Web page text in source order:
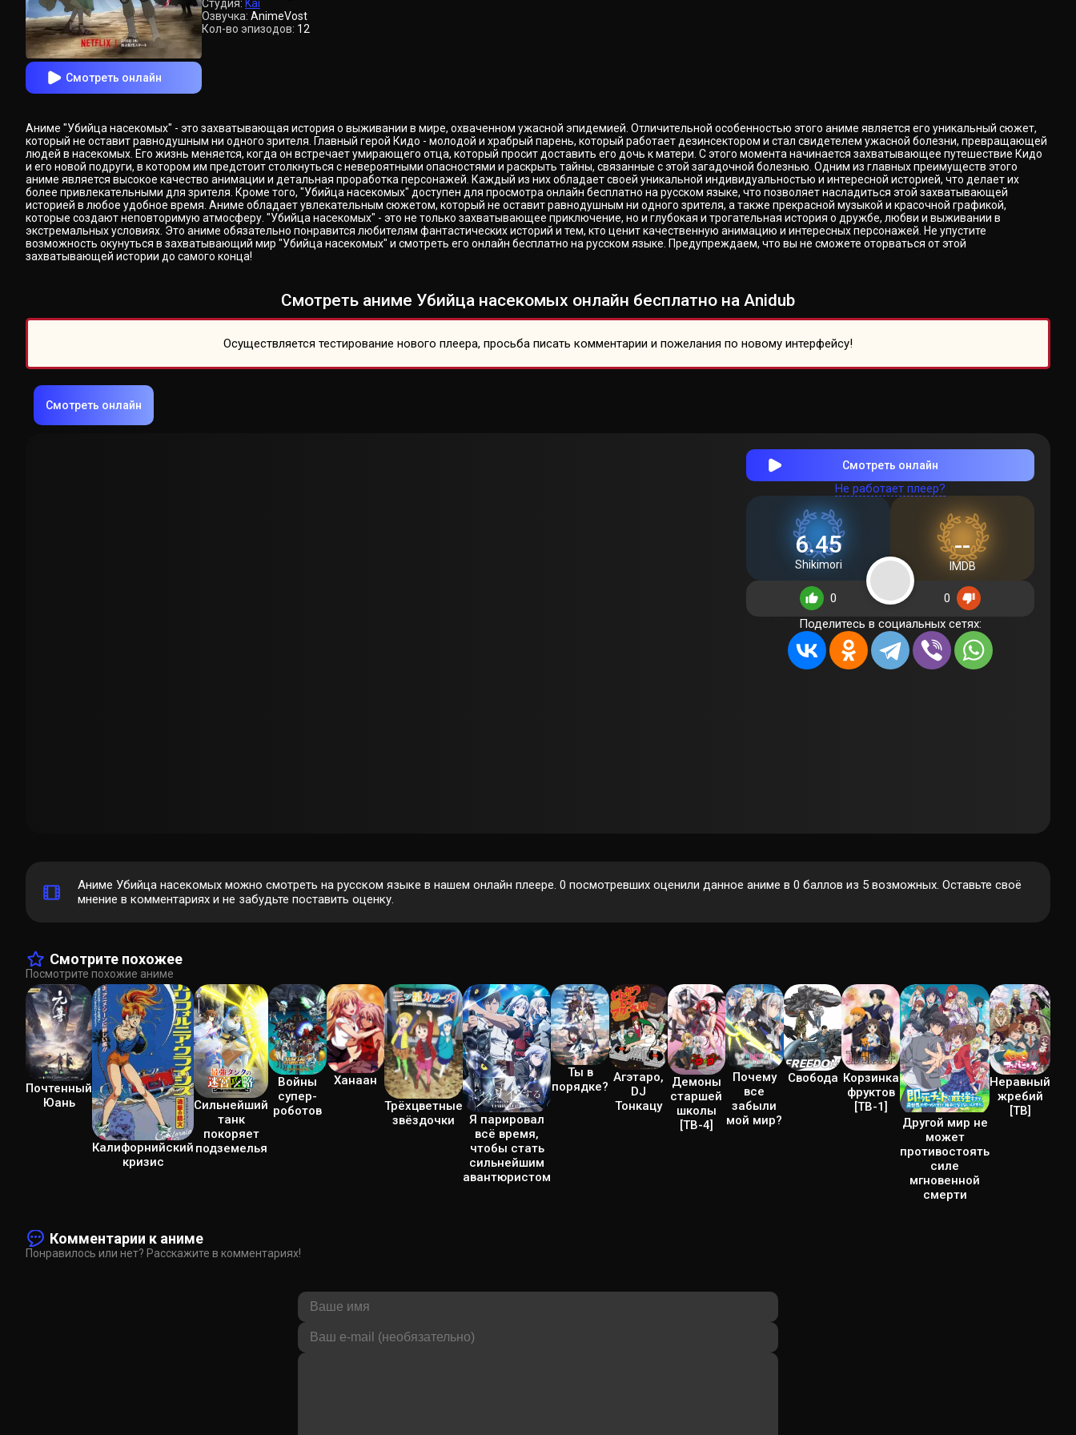
Смотреть онлайн
Студия: Kai
Озвучка: AnimeVost
Кол-во эпизодов: 12
Аниме "Убийца насекомых" - это захватывающая история о выживании в мире, охваченном ужасной эпидемией. Отличительной особенностью этого аниме является его уникальный сюжет,
который не оставит равнодушным ни одного зрителя. Главный герой Кидо - молодой и храбрый парень, который работает дезинсектором и стал свидетелем ужасной болезни, превращающей
людей в насекомых. Его жизнь меняется, когда он встречает умирающего отца, который просит доставить его дочь к матери. С этого момента начинается захватывающее путешествие Кидо
и его новой подруги, в котором им предстоит столкнуться с невероятными опасностями и раскрыть тайны, связанные с этой загадочной болезнью. Одним из главных преимуществ этого
аниме является высокое качество анимации и детальная проработка персонажей. Каждый из них обладает своей уникальной индивидуальностью и интересной историей, что делает их
более привлекательными для зрителя. Кроме того, "Убийца насекомых" доступен для просмотра онлайн бесплатно на русском языке, что позволяет насладиться этой захватывающей
историей в любое удобное время. Аниме обладает увлекательным сюжетом, который не оставит равнодушным ни одного зрителя, а также прекрасной музыкой и красочной графикой,
которые создают неповторимую атмосферу. "Убийца насекомых" - это не только захватывающее приключение, но и глубокая и трогательная история о дружбе, любви и выживании в
экстремальных условиях. Это аниме обязательно понравится любителям фантастических историй и тем, кто ценит качественную анимацию и интересных персонажей. Не упустите
возможность окунуться в захватывающий мир "Убийца насекомых" и смотреть его онлайн бесплатно на русском языке. Предупреждаем, что вы не сможете оторваться от этой
захватывающей истории до самого конца!
Смотреть аниме Убийца насекомых онлайн бесплатно на Anidub
Осуществляется тестирование нового плеера, просьба писать комментарии и пожелания по новому интерфейсу!
Смотреть онлайн
Смотреть онлайн
Не работает плеер?
6.45
Shikimori
--
IMDB
0
0
Поделитесь в социальных сетях:
Аниме Убийца насекомых можно смотреть на русском языке в нашем онлайн плеере. 0 посмотревших оценили данное аниме в 0 баллов из 5 возможных. Оставьте своё
мнение в комментариях и не забудьте поставить оценку.
Смотрите похожее
Посмотрите похожие аниме
Почтенный
Юань
Калифорнийский
кризис
Сильнейший
танк
покоряет
подземелья
Войны
супер-
роботов
Ханаан
Трёхцветные
звёздочки
Я парировал
всё время,
чтобы стать
сильнейшим
авантюристом
Ты в
порядке?
Агэтаро,
DJ
Тонкацу
Демоны
старшей
школы
[ТВ-4]
Почему
все
забыли
мой мир?
Свобода Корзинка
фруктов
[ТВ-1]
Другой мир не
может
противостоять
силе
мгновенной
смерти
Неравный
жребий
[ТВ]
Комментарии к аниме
Понравилось или нет? Расскажите в комментариях!